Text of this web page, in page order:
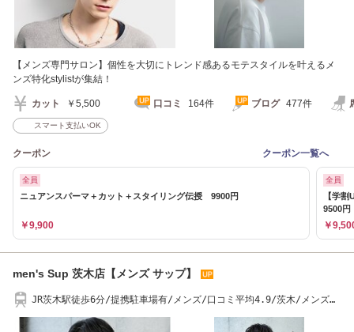
【メンズ専門サロン】個性を大切にトレンド感あるモテスタイルを叶えるメ
ンズ特化stylistが集結！
カット ￥5,500 口コミ 164件 ブログ 477件
スマート支払いOK
クーポン クーポン一覧へ
全員
ニュアンスパーマ＋カット＋スタイリング伝授 9900円
￥9,900
全員
【学
9500円
￥
men's Sup 茨木店【メンズ サップ】
JR茨木駅徒歩6分/提携駐車場有/メンズ/口コミ平均4.9/茨木/メンズパ